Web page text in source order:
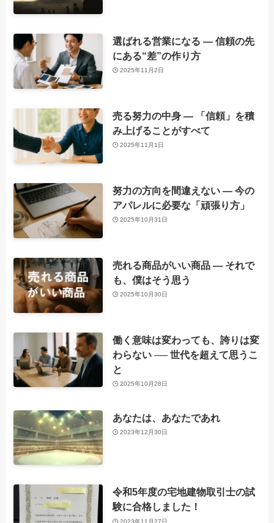
選ばれる営業になる ― 信頼の先
にある“差”の作り方
2025年11月2日
売る努力の中身 ― 「信頼」を積
み上げることがすべて
2025年11月1日
努力の方向を間違えない ― 今の
アパレルに必要な「頑張り方」
2025年10月31日
売れる商品がいい商品 ― それで
も、僕はそう思う
2025年10月30日
働く意味は変わっても、誇りは変
わらない ── 世代を超えて思うこ
と
2025年10月28日
あなたは、あなたであれ
2023年12月30日
令和5年度の宅地建物取引士の試
験に合格しました！
2023年11月27日